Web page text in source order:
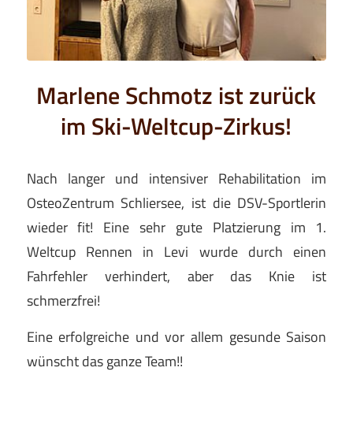
Marlene Schmotz ist zurück
im Ski-Weltcup-Zirkus!
Nach langer und intensiver Rehabilitation im
OsteoZentrum Schliersee, ist die DSV-Sportlerin
wieder fit! Eine sehr gute Platzierung im 1.
Weltcup Rennen in Levi wurde durch einen
Fahrfehler verhindert, aber das Knie ist
schmerzfrei!
Eine erfolgreiche und vor allem gesunde Saison
wünscht das ganze Team!!